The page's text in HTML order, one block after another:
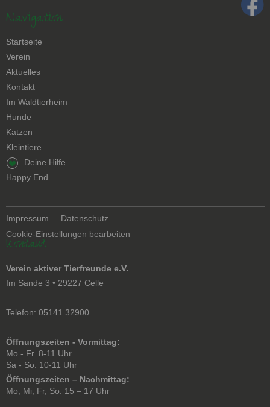
Navigation
Navigation
überspringen
Startseite
Verein
Aktuelles
Kontakt
Navigation
überspringen
Im Waldtierheim
Hunde
Katzen
Kleintiere
Navigation
überspringen
Deine Hilfe
Happy End
Navigation
überspringen
Impressum
Datenschutz
Cookie-Einstellungen bearbeiten
Kontakt
Verein aktiver Tierfreunde e.V.
Im Sande 3 • 29227 Celle
Telefon: 05141 32900
Öffnungszeiten - Vormittag:
Mo - Fr. 8-11 Uhr
Sa - So. 10-11 Uhr
Öffnungszeiten – Nachmittag:
Mo, Mi, Fr, So: 15 – 17 Uhr